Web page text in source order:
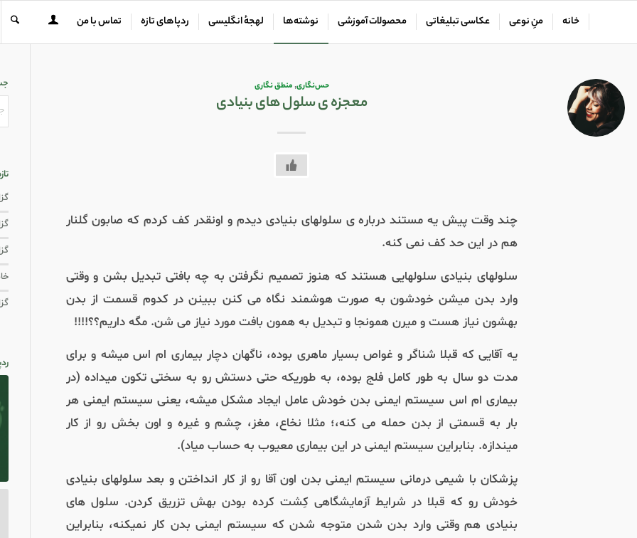
خانه منِ نوعی عکاسی تبلیغاتی محصولات آموزشی نوشته‌ها لهجهٔ انگلیسی ردپاهای تازه تماس با من
حس‌نگاری, منطق نگاری
معجزه ی سلول های بنیادی
چند وقت پیش یه مستند درباره ی سلولهای بنیادی دیدم و اونقدر کف کردم که صابون گلنار
هم در این حد کف نمی کنه.
سلولهای بنیادی سلولهایی هستند که هنوز تصمیم نگرفتن به چه بافتی تبدیل بشن و وقتی
وارد بدن میشن خودشون به صورت هوشمند نگاه می کنن ببینن در کدوم قسمت از بدن
بهشون نیاز هست و میرن همونجا و تبدیل به همون بافت مورد نیاز می شن. مگه داریم؟؟!!!!
یه آقایی که قبلا شناگر و غواص بسیار ماهری بوده، ناگهان دچار بیماری ام اس میشه و برای
مدت دو سال به طور کامل فلج بوده، به طوریکه حتی دستش رو به سختی تکون میداده (در
بیماری ام اس سیستم ایمنی بدن خودش عامل ایجاد مشکل میشه، یعنی سیستم ایمنی هر
بار به قسمتی از بدن حمله می کنه،؛ مثلا نخاع،‌ مغز، چشم و غیره و اون بخش رو از کار
میندازه. بنابراین سیستم ایمنی در این بیماری معیوب به حساب میاد)
.
پزشکان با شیمی درمانی سیستم ایمنی بدن اون آقا رو از کار انداختن و بعد سلولهای بنیادی
خودش رو که قبلا در شرایط آزمایشگاهی کِشت کرده بودن بهش تزریق کردن. سلول های
بنیادی هم وقتی وارد بدن شدن متوجه شدن که سیستم ایمنی بدن کار نمیکنه، بنابراین